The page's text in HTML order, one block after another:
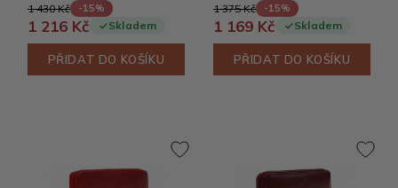
1 430 Kč -15%
1 216 Kč Skladem
PŘIDAT DO KOŠÍKU
1 375 Kč -15%
1 169 Kč Skladem
PŘIDAT DO KOŠÍKU